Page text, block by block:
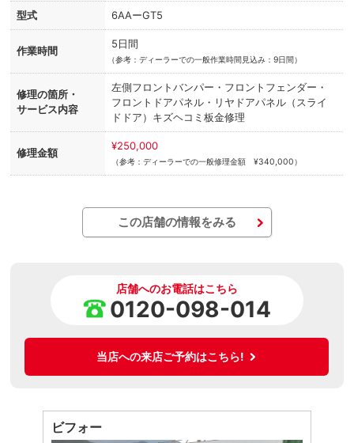
型式 6AAーGT5
作業時間
5日間
（参考：ディーラーでの一般作業時間見込み：9日間）
修理の箇所・
サービス内容
左側フロントバンパー・フロントフェンダー・
フロントドアパネル・リヤドアパネル（スライ
ドドア）キズヘコミ板金修理
修理金額
¥250,000
（参考：ディーラーでの一般修理金額 ¥340,000）
この店舗の情報をみる
店舗へのお電話はこちら
0120-098-014
当店への来店ご予約はこちら!
ビフォー